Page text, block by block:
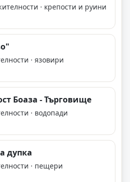
· крепости и руини
· язовири
Боаза - Търговище
· водопади
дупка
· пещери